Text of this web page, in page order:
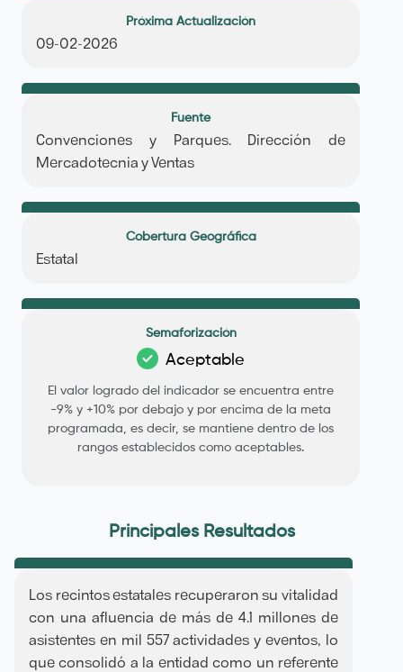
Próxima Actualización
09-02-2026
Fuente
Convenciones y Parques. Dirección de
Mercadotecnia y Ventas
Cobertura Geográfica
Estatal
Semaforización
Aceptable
El valor logrado del indicador se encuentra entre
-9% y +10% por debajo y por encima de la meta
programada, es decir, se mantiene dentro de los
rangos establecidos como aceptables.
Principales Resultados
Los recintos estatales recuperaron su vitalidad
con una afluencia de más de 4.1 millones de
asistentes en mil 557 actividades y eventos, lo
que consolidó a la entidad como un referente